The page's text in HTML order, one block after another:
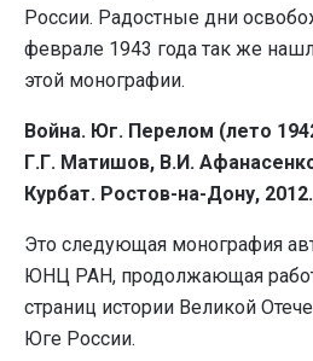
России. Радостные дни
феврале 1943 года так же
этой монографии.
Война. Юг. Перелом (лето
Г.Г. Матишов, В.И.
Курбат. Ростов-на-Дону, 2012.
Это следующая монография
ЮНЦ РАН, продолжающая
страниц истории Великой
Юге России.